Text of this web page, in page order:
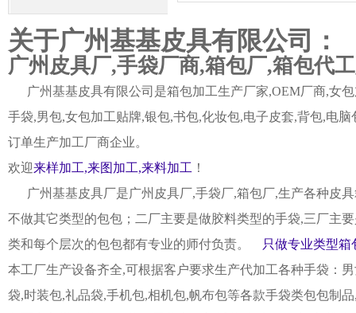
关于广州基基皮具有限公司：
广州皮具厂,手袋厂商,箱包厂,箱包代
广州基基皮具有限公司是箱包加工生产厂家,OEM厂商,女
手袋,男包,女包加工贴牌,银包,书包,化妆包,电子皮套,背包,电
订单生产加工厂商企业。
欢迎来样加工,来图加工,来料加工 ！
广州基基皮具厂是广州皮具厂,手袋厂,箱包厂,生产各种皮
不做其它类型的包包；二厂主要是做胶料类型的手袋,三厂主
类和每个层次的包包都有专业的师付负责。
只做专业类型箱
本工厂生产设备齐全,可根据客户要求生产代加工各种手袋：
袋,时装包,礼品袋,手机包,相机包,帆布包等各款手袋类包包制